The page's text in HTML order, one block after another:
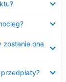
zostanie ona